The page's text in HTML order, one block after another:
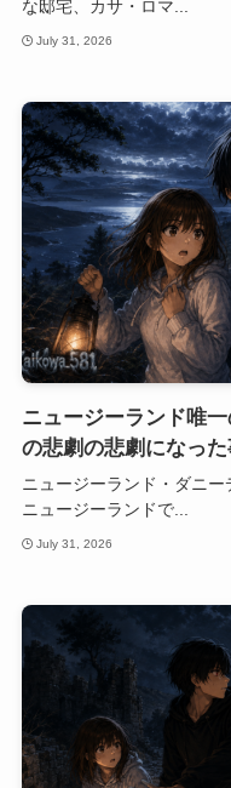
な邸宅、カサ・ロマ...
July 31, 2026
ニュージーランド唯
の悲劇の悲劇になった
ニュージーランド・ダニー
ニュージーランドで...
July 31, 2026